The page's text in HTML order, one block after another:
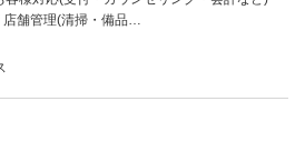
舗管理(清掃・備品…